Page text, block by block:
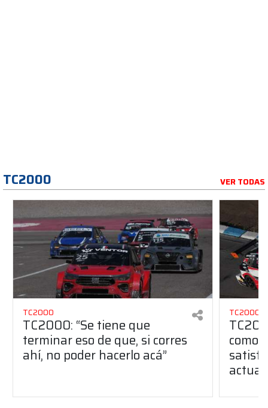
TC2000 VER TODAS
TC2000
TC2000: “Se tiene que
terminar eso de que, si corres
ahí, no poder hacerlo acá”
TC2000
como